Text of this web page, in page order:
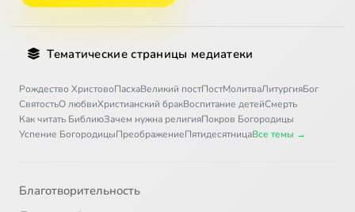
Тематические страницы медиатеки
Рождество ХристовоПасхаВеликий постПостМолитваЛитургияБог
СвятостьО любвиХристианский бракВоспитание детейСмерть
Как читать БиблиюЗачем нужна религияПокров Богородицы
Успение БогородицыПреображениеПятидесятницаВсе темы →
Благотворительность